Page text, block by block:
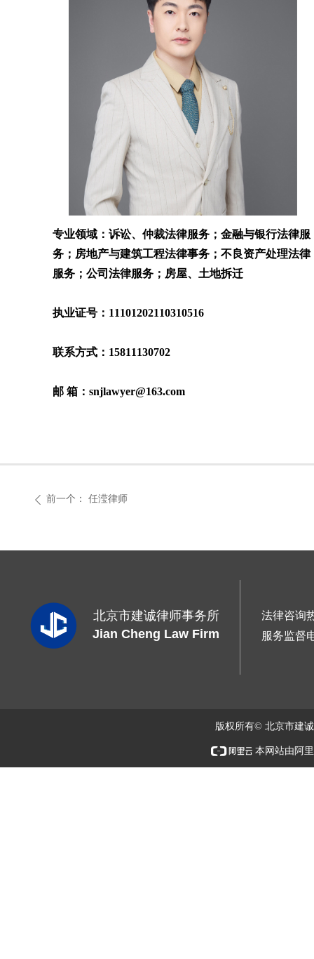
专业领域：诉讼、仲裁法律服务；金融与银行法律服
务；房地产与建筑工程法律事务；不良资产处理法律
服务；公司法律服务；房屋、土地拆迁
执业证号：11101202110310516
联系方式：15811130702
邮 箱：snjlawyer@163.com
ꄴ 前一个： 任滢律师
Jian Cheng Law Firm
北京市建诚律师事务所
法律咨询
服务监督
版权所有© 北京市建
本网站由阿